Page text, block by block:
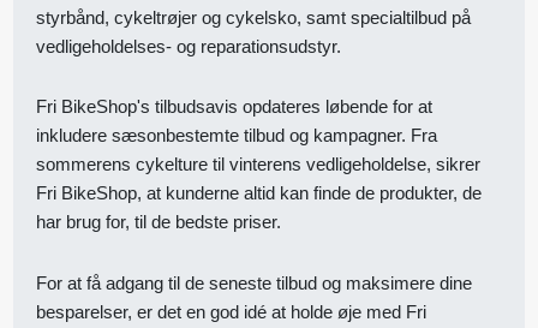
styrbånd, cykeltrøjer og cykelsko, samt specialtilbud på
vedligeholdelses- og reparationsudstyr.
Fri BikeShop's tilbudsavis opdateres løbende for at
inkludere sæsonbestemte tilbud og kampagner. Fra
sommerens cykelture til vinterens vedligeholdelse, sikrer
Fri BikeShop, at kunderne altid kan finde de produkter, de
har brug for, til de bedste priser.
For at få adgang til de seneste tilbud og maksimere dine
besparelser, er det en god idé at holde øje med Fri